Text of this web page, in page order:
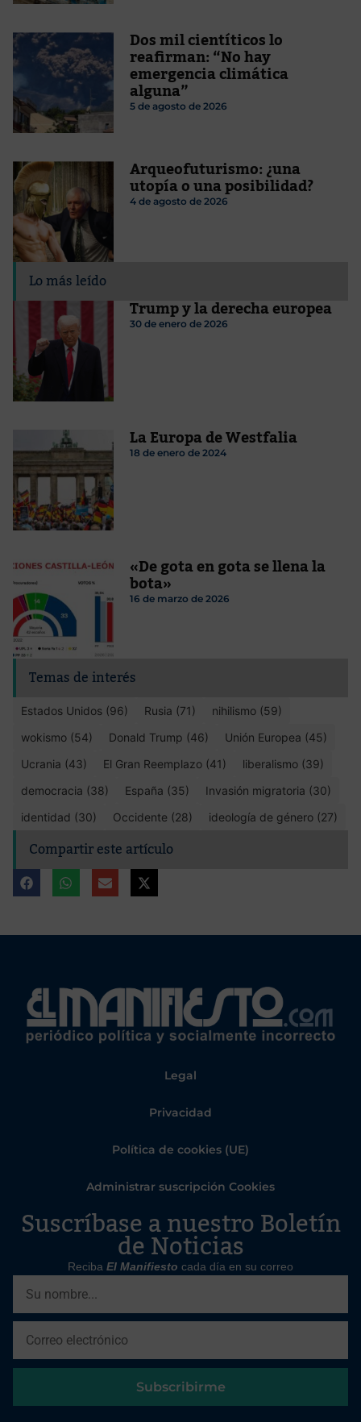
Dos mil cientíticos lo
reafirman: “No hay
emergencia climática
alguna”
5 de agosto de 2026
Arqueofuturismo: ¿una
utopía o una posibilidad?
4 de agosto de 2026
Lo más leído
Trump y la derecha europea
30 de enero de 2026
La Europa de Westfalia
18 de enero de 2024
«De gota en gota se llena la
bota»
16 de marzo de 2026
Temas de interés
Estados Unidos (96) Rusia (71)
nihilismo (59)
wokismo (54)
Donald Trump (46)
Unión Europea (45)
Ucrania (43)
El Gran Reemplazo (41)
liberalismo (39)
democracia (38)
España (35)
Invasión migratoria (30)
identidad (30)
Occidente (28) ideología de género (27)
Compartir este artículo
Legal
Privacidad
Política de cookies (UE)
Administrar suscripción Cookies
Suscríbase a nuestro Boletín
de Noticias
Reciba El Manifiesto cada día en su correo
Subscribirme